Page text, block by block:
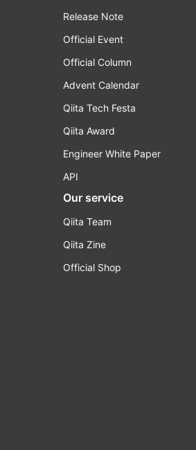
Release Note
Official Event
Official Column
Advent Calendar
Qiita Tech Festa
Qiita Award
Engineer White Paper
API
Our service
Qiita Team
Qiita Zine
Official Shop